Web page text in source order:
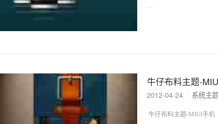
…
牛仔布料主题-
2012-04-24 系统主
牛仔布料主题-MIUI手机